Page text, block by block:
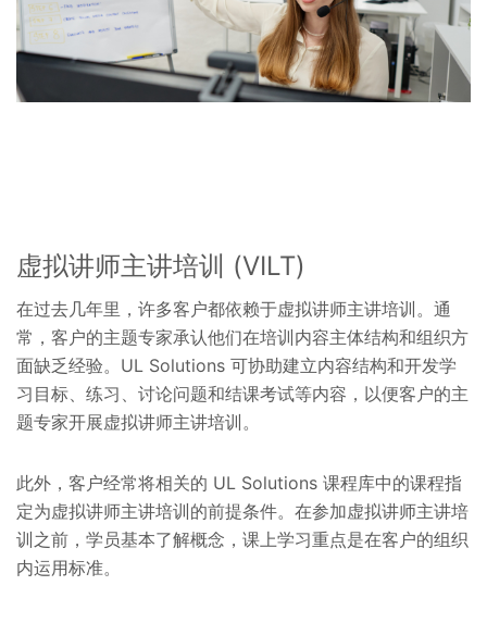
虚拟讲师主讲培训 (VILT)
在过去几年里，许多客户都依赖于虚拟讲师主讲培训。通
常，客户的主题专家承认他们在培训内容主体结构和组织方
面缺乏经验。UL Solutions 可协助建立内容结构和开发学
习目标、练习、讨论问题和结课考试等内容，以便客户的主
题专家开展虚拟讲师主讲培训。
此外，客户经常将相关的 UL Solutions 课程库中的课程指
定为虚拟讲师主讲培训的前提条件。在参加虚拟讲师主讲培
训之前，学员基本了解概念，课上学习重点是在客户的组织
内运用标准。